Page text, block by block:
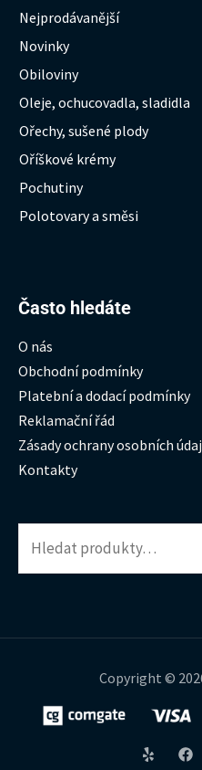
Nejprodávanější
Novinky
Obiloviny
Oleje, ochucovadla, sladidla
Ořechy, sušené plody
Oříškové krémy
Pochutiny
Polotovary a směsi
Často hledáte
O nás
Obchodní podmínky
Platební a dodací podmínky
Reklamační řád
Zásady ochrany osobních
Kontakty
Hledat:
Copyright ©